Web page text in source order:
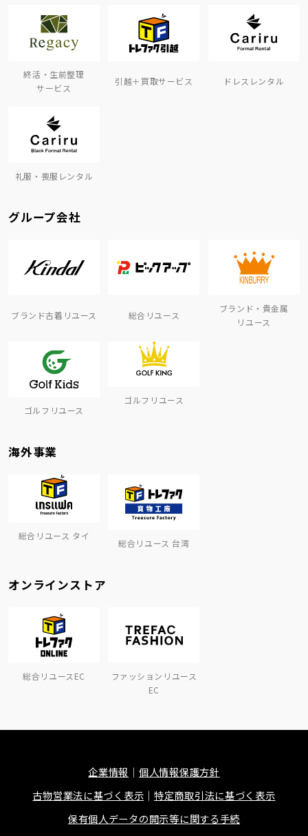
終活・生前整理
サービス
引越＋買取サービス ドレスレンタル
礼服・喪服レンタル
グループ会社
ブランド古着リユース 総合リユース
ブランド・貴金属
リユース
ゴルフリユース
ゴルフリユース
海外事業
総合リユース タイ
総合リユース 台湾
オンラインストア
総合リユースEC
ファッションリユース
EC
企業情報
個人情報保護方針
古物営業法に基づく表示
特定商取引法に基づく表示
保有個人データの開示等に関する手続